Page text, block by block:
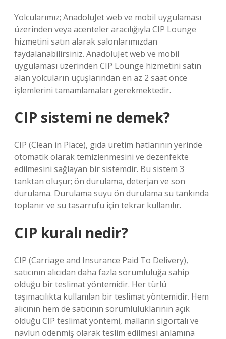
Yolcularımız; AnadoluJet web ve mobil uygulaması
üzerinden veya acenteler aracılığıyla CIP Lounge
hizmetini satın alarak salonlarımızdan
faydalanabilirsiniz. AnadoluJet web ve mobil
uygulaması üzerinden CIP Lounge hizmetini satın
alan yolcuların uçuşlarından en az 2 saat önce
işlemlerini tamamlamaları gerekmektedir.
CIP sistemi ne demek?
CIP (Clean in Place), gıda üretim hatlarının yerinde
otomatik olarak temizlenmesini ve dezenfekte
edilmesini sağlayan bir sistemdir. Bu sistem 3
tanktan oluşur; ön durulama, deterjan ve son
durulama. Durulama suyu ön durulama su tankında
toplanır ve su tasarrufu için tekrar kullanılır.
CIP kuralı nedir?
CIP (Carriage and Insurance Paid To Delivery),
satıcının alıcıdan daha fazla sorumluluğa sahip
olduğu bir teslimat yöntemidir. Her türlü
taşımacılıkta kullanılan bir teslimat yöntemidir. Hem
alıcının hem de satıcının sorumluluklarının açık
olduğu CIP teslimat yöntemi, malların sigortalı ve
navlun ödenmiş olarak teslim edilmesi anlamına